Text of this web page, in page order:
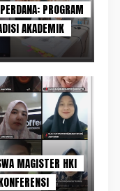
PROGRAM
AKADEMIK
MAGISTER HKI